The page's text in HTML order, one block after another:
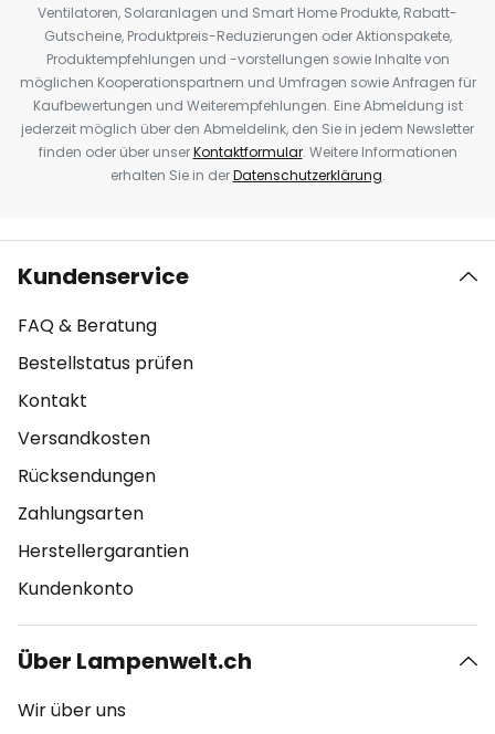
Ventilatoren, Solaranlagen und Smart Home Produkte, Rabatt-
Gutscheine, Produktpreis-Reduzierungen oder Aktionspakete,
Produktempfehlungen und -vorstellungen sowie Inhalte von
möglichen Kooperationspartnern und Umfragen sowie Anfragen für
Kaufbewertungen und Weiterempfehlungen. Eine Abmeldung ist
jederzeit möglich über den Abmeldelink, den Sie in jedem Newsletter
finden oder über unserKontaktformular. Weitere Informationen
erhalten Sie in derDatenschutzerklärung.
Kundenservice
FAQ & Beratung
Bestellstatus prüfen
Kontakt
Versandkosten
Rücksendungen
Zahlungsarten
Herstellergarantien
Kundenkonto
Über Lampenwelt.ch
Wir über uns